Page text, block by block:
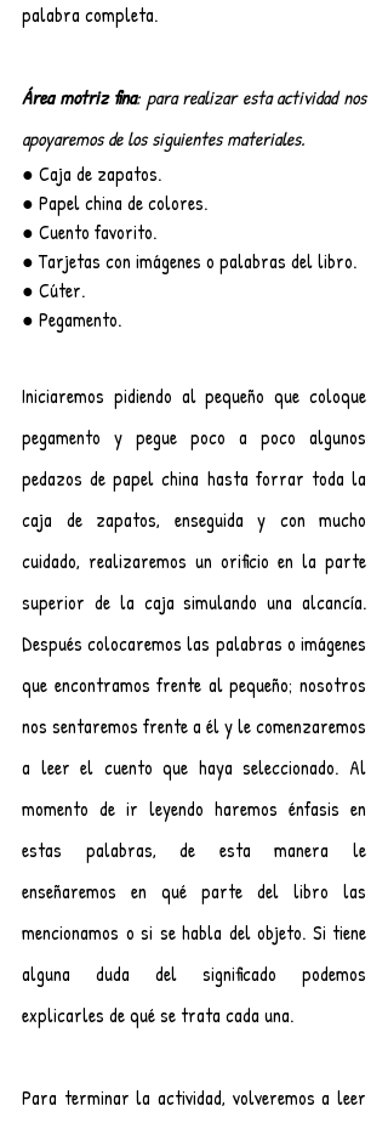
palabra completa.
Área motriz fina: para realizar esta actividad nos
apoyaremos de los siguientes materiales.
● Caja de zapatos.
● Papel china de colores.
● Cuento favorito.
● Tarjetas con imágenes o palabras del libro.
● Cúter.
● Pegamento.
Iniciaremos pidiendo al pequeño que coloque
pegamento y pegue poco a poco algunos
pedazos de papel china hasta forrar toda la
caja de zapatos, enseguida y con mucho
cuidado, realizaremos un orificio en la parte
superior de la caja simulando una alcancía.
Después colocaremos las palabras o imágenes
que encontramos frente al pequeño; nosotros
nos sentaremos frente a él y le comenzaremos
a leer el cuento que haya seleccionado. Al
momento de ir leyendo haremos énfasis en
estas palabras, de esta manera le
enseñaremos en qué parte del libro las
mencionamos o si se habla del objeto. Si tiene
alguna duda del significado podemos
explicarles de qué se trata cada una.
Para terminar la actividad, volveremos a leer